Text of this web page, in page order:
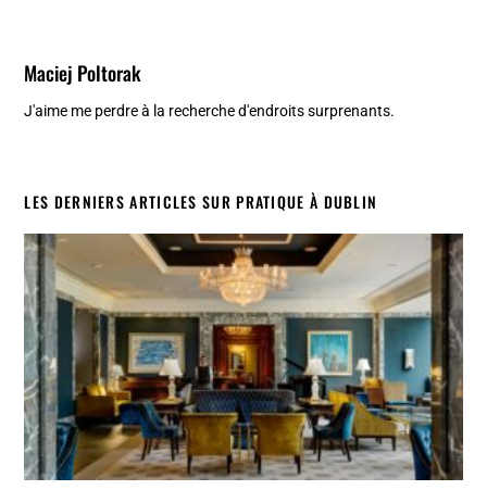
Maciej Poltorak
J'aime me perdre à la recherche d'endroits surprenants.
LES DERNIERS ARTICLES SUR PRATIQUE À DUBLIN